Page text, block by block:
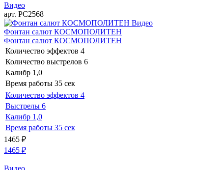
Видео
арт. РС2568
Видео
Фонтан салют КОСМОПОЛИТЕН
Фонтан салют КОСМОПОЛИТЕН
Количество эффектов 4
Количество выстрелов 6
Калибр 1,0
Время работы 35 сек
Количество эффектов 4
Выстрелы 6
Калибр 1,0
Время работы 35 сек
1465 ₽
1465 ₽
Видео